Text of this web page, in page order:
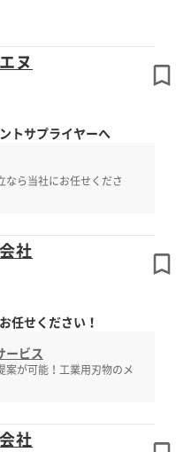
ヌ
トサプライヤーへ
なら当社にお任せくださ
社
任せください！
ービス
案が可能！工業用刃物のメ
社